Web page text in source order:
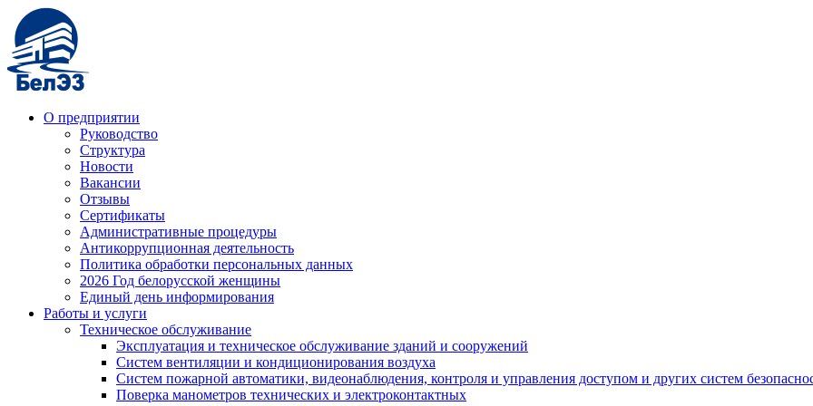
О предприятии
Руководство
Структура
Новости
Вакансии
Отзывы
Сертификаты
Административные процедуры
Антикоррупционная деятельность
Политика обработки персональных данных
2026 Год белорусской женщины
Единый день информирования
Работы и услуги
Техническое обслуживание
Эксплуатация и техническое обслуживание зданий и сооружений
Систем вентиляции и кондиционирования воздуха
Систем пожарной автоматики, видеонаблюдения, контроля и управления доступом и других систем
Поверка манометров технических и электроконтактных